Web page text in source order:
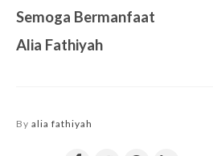
Semoga Bermanfaat
Alia Fathiyah
By alia fathiyah